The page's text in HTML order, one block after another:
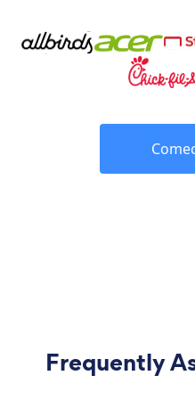
Frequently